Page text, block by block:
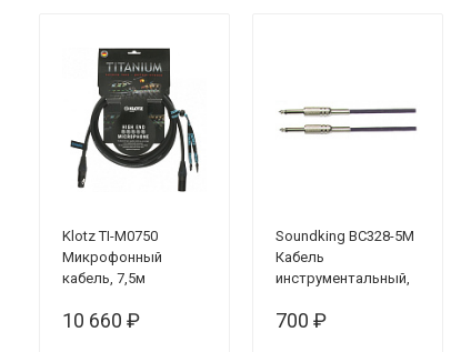
Klotz TI-M0750
Микрофонный
кабель, 7,5м
10 660 ₽
Soundking BC328-5M
Кабель
инструментальный,
700 ₽